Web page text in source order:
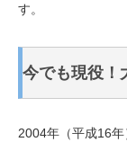
す。
今でも現役！
2004年（平成16